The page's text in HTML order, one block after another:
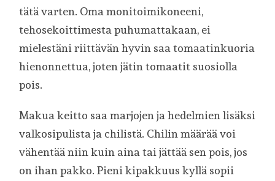
tätä varten. Oma monitoimikoneeni,
tehosekoittimesta puhumattakaan, ei
mielestäni riittävän hyvin saa tomaatinkuoria
hienonnettua, joten jätin tomaatit suosiolla
pois.
Makua keitto saa marjojen ja hedelmien lisäksi
valkosipulista ja chilistä. Chilin määrää voi
vähentää niin kuin aina tai jättää sen pois, jos
on ihan pakko. Pieni kipakkuus kyllä sopii